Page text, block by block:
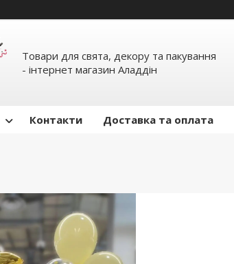
Товари для свята, декору та пакування
- інтернет магазин Аладдін
Контакти Доставка та оплата